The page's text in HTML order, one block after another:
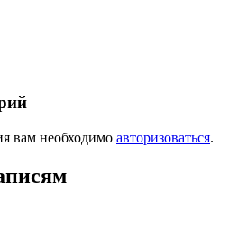
вам необходимо авторизоваться.